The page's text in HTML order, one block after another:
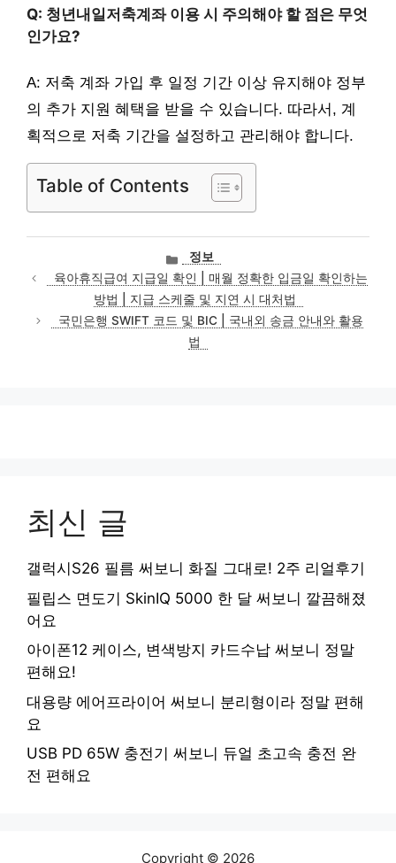
Q: 청년내일저축계좌 이용 시 주의해야 할 점은 무엇
인가요?
A: 저축 계좌 가입 후 일정 기간 이상 유지해야 정부
의 추가 지원 혜택을 받을 수 있습니다. 따라서, 계
획적으로 저축 기간을 설정하고 관리해야 합니다.
Table of Contents
카
테
고
리
정보
육아휴직급여 지급일 확인 | 매월 정확한 입금일 확인하는
방법 | 지급 스케줄 및 지연 시 대처법
국민은행 SWIFT 코드 및 BIC | 국내외 송금 안내와 활용
법
최신 글
갤럭시S26 필름 써보니 화질 그대로! 2주 리얼후기
필립스 면도기 SkinIQ 5000 한 달 써보니 깔끔해졌
어요
아이폰12 케이스, 변색방지 카드수납 써보니 정말
편해요!
대용량 에어프라이어 써보니 분리형이라 정말 편해
요
USB PD 65W 충전기 써보니 듀얼 초고속 충전 완
전 편해요
Copyright © 2026